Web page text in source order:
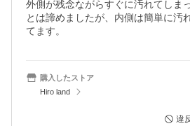
外側が残念ながらすぐに汚れてしま
とは諦めましたが、内側は簡単に汚
てます。
購入したストア
Hiro land
違